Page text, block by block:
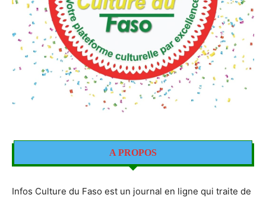
A PROPOS
Infos Culture du Faso est un journal en ligne qui traite de